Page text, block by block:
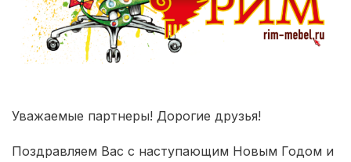
Уважаемые партнеры! Дорогие друзья!
Поздравляем Вас с наступающим Новым Годом и